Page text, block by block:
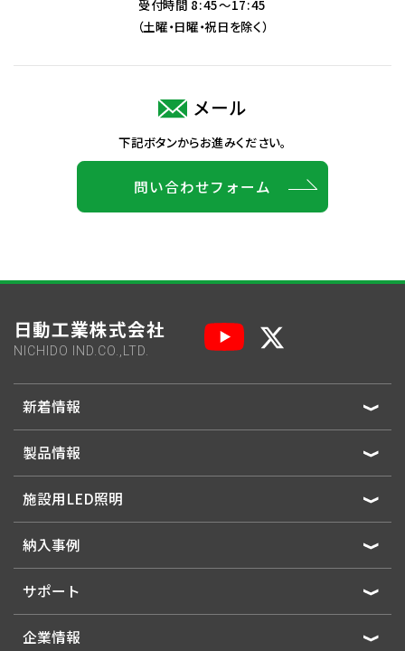
受付時間 8:45～17:45
（土曜・日曜・祝日を除く）
メール
下記ボタンからお進みください。
問い合わせフォーム
日動工業株式会社
NICHIDO IND.CO.,LTD.
新着情報
製品情報
施設用LED照明
納入事例
サポート
企業情報